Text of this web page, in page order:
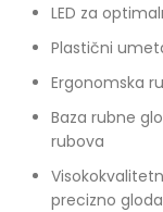
LED za
Plastični
Ergonomska
Baza rubne
rubova
precizno